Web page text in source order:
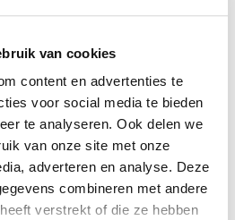
van cookies
content en advertenties te
voor social media te bieden
te analyseren. Ook delen we
van onze site met onze
adverteren en analyse. Deze
combineren met andere
verstrekt of die ze hebben
Toevoegen
aan
verlanglijst